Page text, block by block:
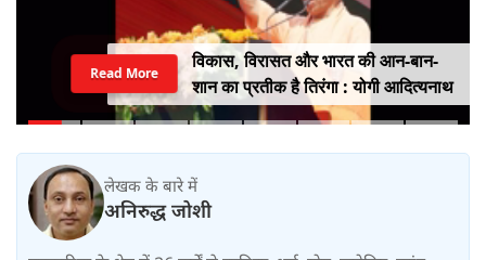
विकास, विरासत और भारत की आन-बान-
शान का प्रतीक है तिरंगा : योगी आदित्यनाथ
Read More
लेखक के बारे में
अनिरुद्ध जोशी